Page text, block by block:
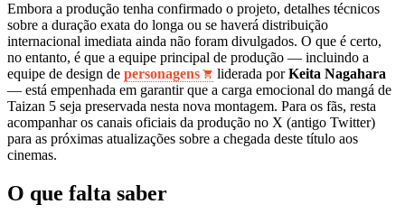
Embora a produção tenha confirmado o projeto, detalhes técnicos
sobre a duração exata do longa ou se haverá distribuição
internacional imediata ainda não foram divulgados. O que é certo,
no entanto, é que a equipe principal de produção — incluindo a
equipe de design de personagens liderada porKeita Nagahara
— está empenhada em garantir que a carga emocional do mangá de
Taizan 5 seja preservada nesta nova montagem. Para os fãs, resta
acompanhar os canais oficiais da produção no X (antigo Twitter)
para as próximas atualizações sobre a chegada deste título aos
cinemas.
O que falta saber